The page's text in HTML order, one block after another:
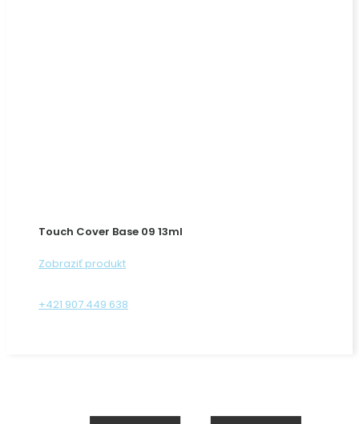
Touch Cover Base 09 13ml
Zobraziť produkt
+421 907 449 638